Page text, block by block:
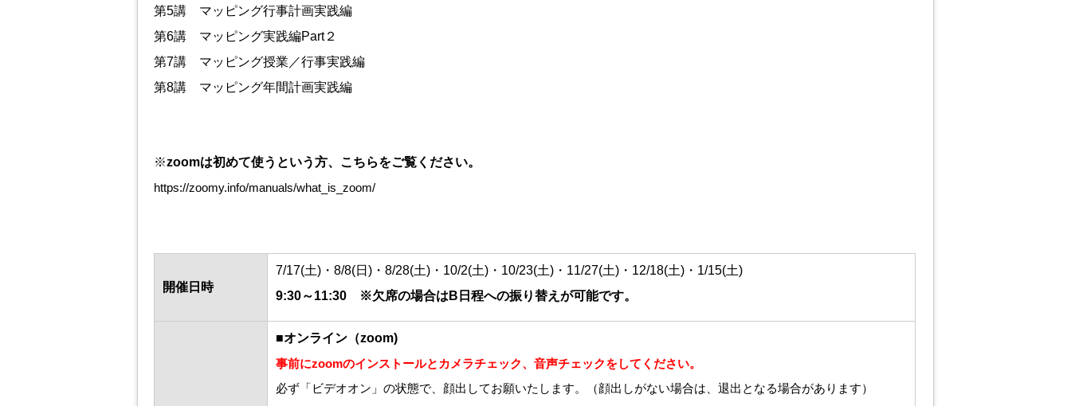
第5講 マッピング行事計画実践編
第6講 マッピング実践編Part２
第7講 マッピング授業／行事実践編
第8講 マッピング年間計画実践編
※zoomは初めて使うという方、こちらをご覧ください。
https://zoomy.info/manuals/what_is_zoom/
開催 日時
7/17(土)・8/8(日)・8/28(土)・10/2(土)・10/23(土)・11/27(土)・12/18(土)・1/15(土)
9:30～11:30 ※欠席の場合はB日程への振り替えが可能です。
■オンライン（zoom)
事前にzoomのインストールとカメラチェック、音声チェックをしてください。
必ず「ビデオオン」の状態で、顔出してお願いたします。（顔出しがない場合は、退出となる場合があります）